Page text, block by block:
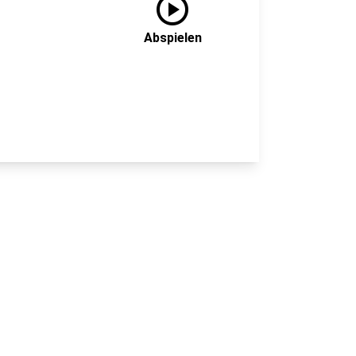
play_circle
Abspielen